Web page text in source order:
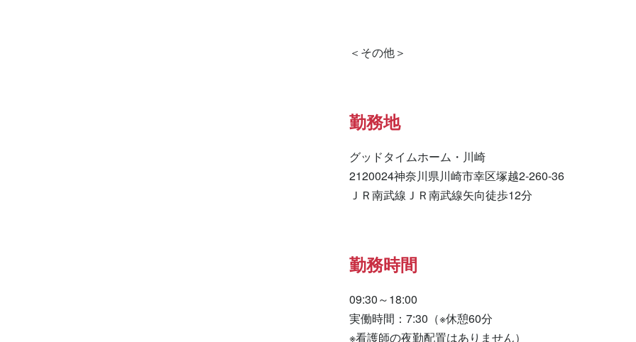
勤務地
グッドタイムホーム・川崎
2120024神奈川県川崎市幸区塚越2-260-36
ＪＲ南武線ＪＲ南武線矢向徒歩12分
勤務時間
09:30～18:00
実働時間：7:30（※休憩60分
※看護師の夜勤配置はありません）